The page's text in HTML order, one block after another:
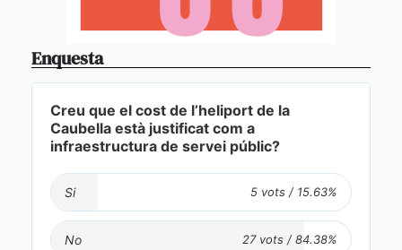
Enquesta
Creu que el cost de l’heliport de la
Caubella està justificat com a
infraestructura de servei públic?
Si
No